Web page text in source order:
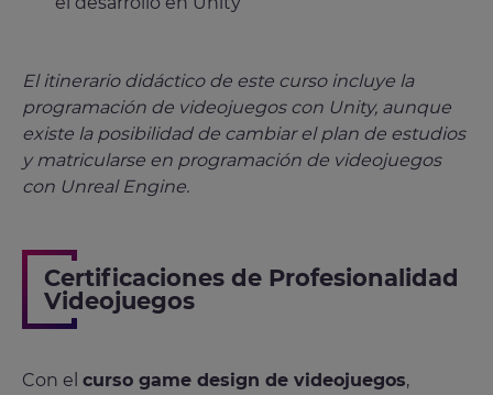
El itinerario didáctico de este curso incluye la
programación de videojuegos con Unity, aunque
existe la posibilidad de cambiar el plan de estudios
y matricularse en programación de videojuegos
con Unreal Engine.
Certificaciones de Profesionalidad
Videojuegos
Con el curso game design de videojuegos,